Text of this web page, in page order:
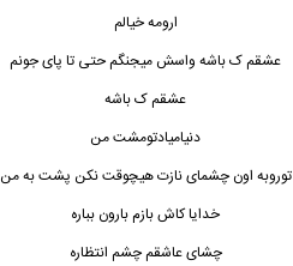
ارومه خیالم
عشقم ک باشه واسش میجنگم حتی تا پای جونم
عشقم ک باشه
دنیامیادتومشت من
توروبه اون چشمای نازت هیچوقت نکن پشت به من
خدایا کاش بازم بارون بباره
چشای عاشقم چشم انتظاره